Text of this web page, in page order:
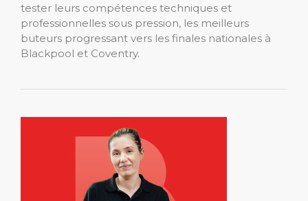
tester leurs compétences techniques et
professionnelles sous pression, les meilleurs
buteurs progressant vers les finales nationales à
Blackpool et Coventry.